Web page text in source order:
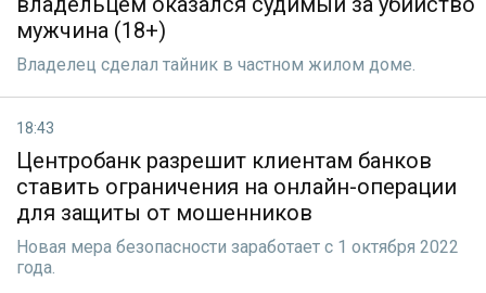
мужчина (18+)
Владелец сделал тайник в частном жилом доме.
18:43
Центробанк разрешит клиентам банков
ставить ограничения на онлайн-операции
для защиты от мошенников
Новая мера безопасности заработает с 1 октября 2022
года.